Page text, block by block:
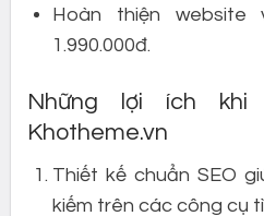
Hoàn thiện website
1.990.000đ.
Những lợi ích
Khotheme.vn
Thiết kế chuẩn SEO
kiếm trên các công cụ